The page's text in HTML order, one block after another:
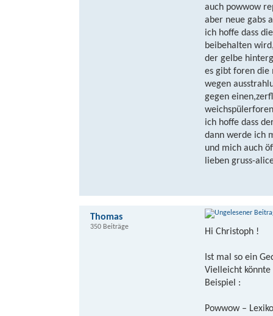
auch powwow
aber neue gabs
ich hoffe dass
beibehalten
der gelbe
es gibt foren die
wegen
gegen
ich hoffe dass
dann werde ich
und mich auch
lieben gruss-
Hi Christoph !
Ist mal so ein
Vielleicht könnte
Beispiel :
Powwow –
Thomas
350 Beiträge